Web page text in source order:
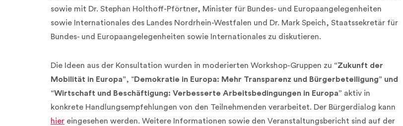
sowie mit Dr. Stephan Holthoff-Pförtner, Minister für Bundes- und Europaangelegenheiten
sowie Internationales des Landes Nordrhein-Westfalen und Dr. Mark Speich, Staatssekretär für
Bundes- und Europaangelegenheiten sowie Internationales zu diskutieren.
Die Ideen aus der Konsultation wurden in moderierten Workshop-Gruppen zu “Zukunft der
Mobilität in Europa”, “Demokratie in Europa: Mehr Transparenz und Bürgerbeteiligung” und
“Wirtschaft und Beschäftigung: Verbesserte Arbeitsbedingungen in Europa” aktiv in
konkrete Handlungsempfehlungen von den Teilnehmenden verarbeitet. Der Bürgerdialog kann
hier eingesehen werden. Weitere Informationen sowie den Veranstaltungsbericht sind auf der